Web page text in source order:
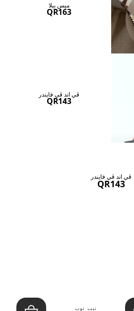
ميس بيلا
QR163
ڤي اند ڤي فايندر
QR143
ڤي اند ڤي فايندر
QR143
تيب توب